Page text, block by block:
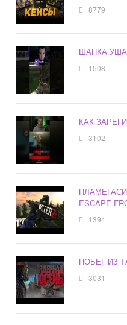
8779
ШАПКА
1508
КАК
3102
ESCAPE
1394
ПОБЕГ ИЗ
3031